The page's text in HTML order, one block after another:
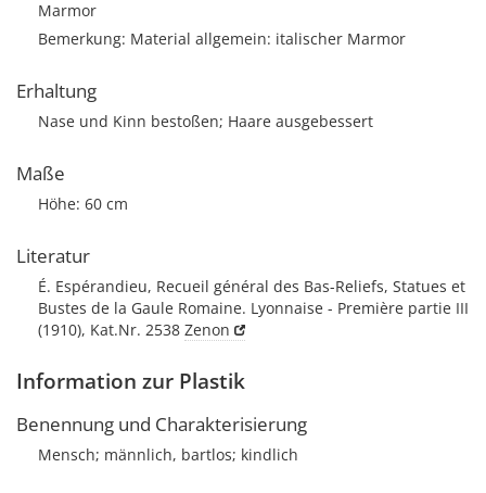
Marmor
Bemerkung: Material allgemein: italischer Marmor
Erhaltung
Nase und Kinn bestoßen; Haare ausgebessert
Maße
Höhe: 60 cm
Literatur
É. Espérandieu, Recueil général des Bas-Reliefs, Statues et
Bustes de la Gaule Romaine. Lyonnaise - Première partie III
(1910), Kat.Nr. 2538 Zenon
Information zur Plastik
Benennung und Charakterisierung
Mensch; männlich, bartlos; kindlich